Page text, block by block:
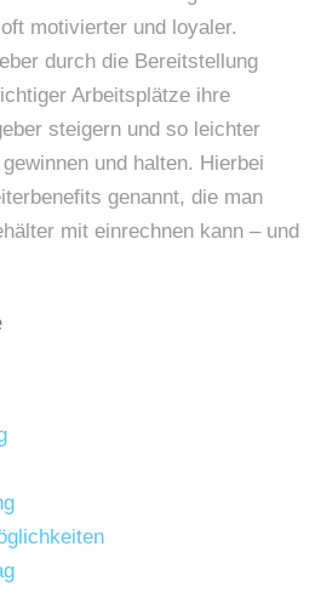
motivierter und loyaler.
durch die Bereitstellung
Arbeitsplätze ihre
steigern und so leichter
und halten. Hierbei
genannt, die man
mit einrechnen kann – und